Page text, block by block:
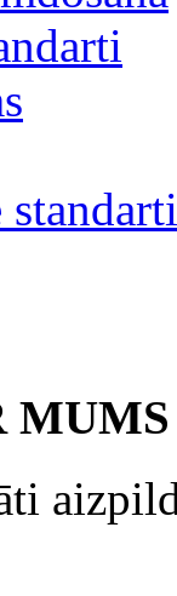
standarti
MUMS